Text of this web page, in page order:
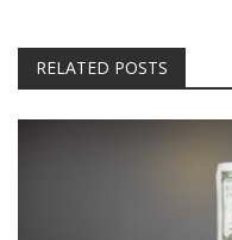
RELATED POSTS